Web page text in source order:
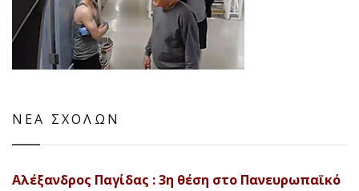
ΝΕΑ ΣΧΟΛΩΝ
Αλέξανδρος Παγίδας : 3η θέση στο Πανευρωπαϊκό